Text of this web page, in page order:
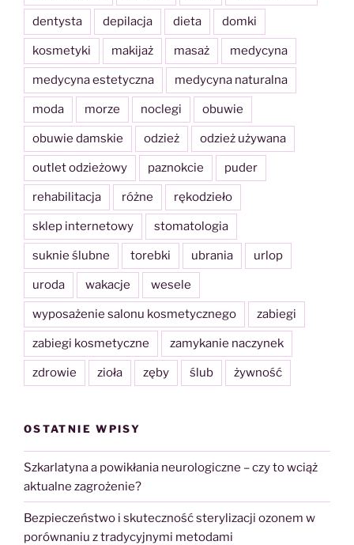
dentysta depilacja dieta domki
kosmetyki makijaż masaż medycyna
medycyna estetyczna medycyna naturalna
moda morze noclegi obuwie
obuwie damskie odzież odzież używana
outlet odzieżowy paznokcie puder
rehabilitacja różne rękodzieło
sklep internetowy stomatologia
suknie ślubne torebki ubrania urlop
uroda wakacje wesele
wyposażenie salonu kosmetycznego zabiegi
zabiegi kosmetyczne zamykanie naczynek
zdrowie zioła zęby ślub żywność
OSTATNIE WPISY
Szkarlatyna a powikłania neurologiczne – czy to wciąż
aktualne zagrożenie?
Bezpieczeństwo i skuteczność sterylizacji ozonem w
porównaniu z tradycyjnymi metodami